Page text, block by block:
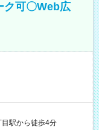
ク可〇Web広
目駅から徒歩4分